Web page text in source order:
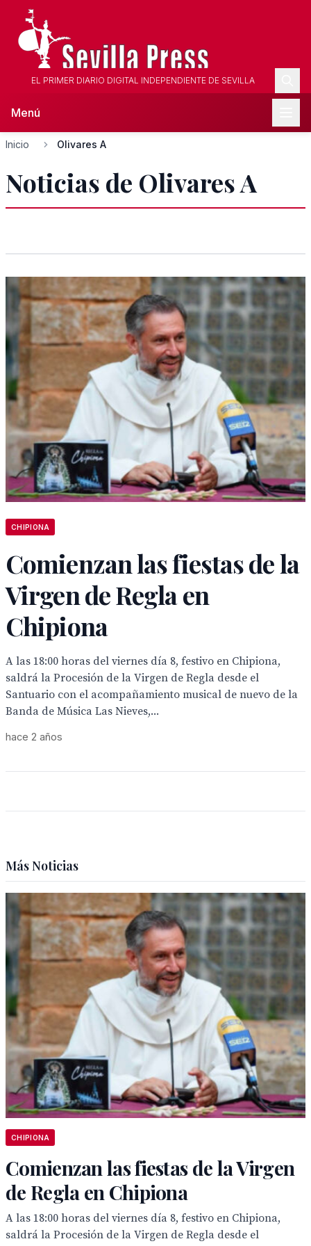
EL PRIMER DIARIO DIGITAL INDEPENDIENTE DE SEVILLA
Menú
Inicio Olivares A
Noticias de Olivares A
CHIPIONA
Comienzan las fiestas de la
Virgen de Regla en
Chipiona
A las 18:00 horas del viernes día 8, festivo en Chipiona,
saldrá la Procesión de la Virgen de Regla desde el
Santuario con el acompañamiento musical de nuevo de la
Banda de Música Las Nieves,...
hace 2 años
Más Noticias
CHIPIONA
Comienzan las fiestas de la Virgen
de Regla en Chipiona
A las 18:00 horas del viernes día 8, festivo en Chipiona,
saldrá la Procesión de la Virgen de Regla desde el